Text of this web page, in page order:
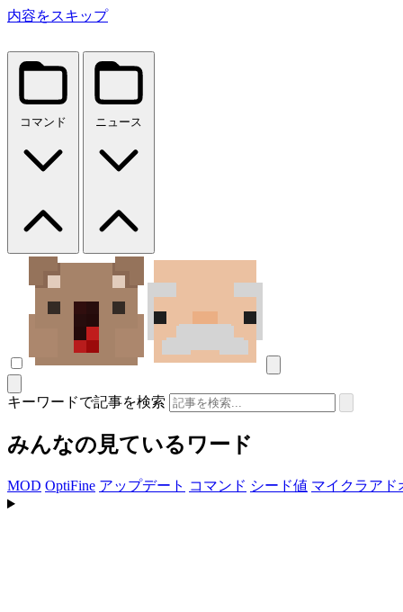
内容をスキップ
コマンド ニュース
キーワードで記事を検索
みんなの見ているワード
MOD OptiFine アップデート コマンド シード値 マイクラアド